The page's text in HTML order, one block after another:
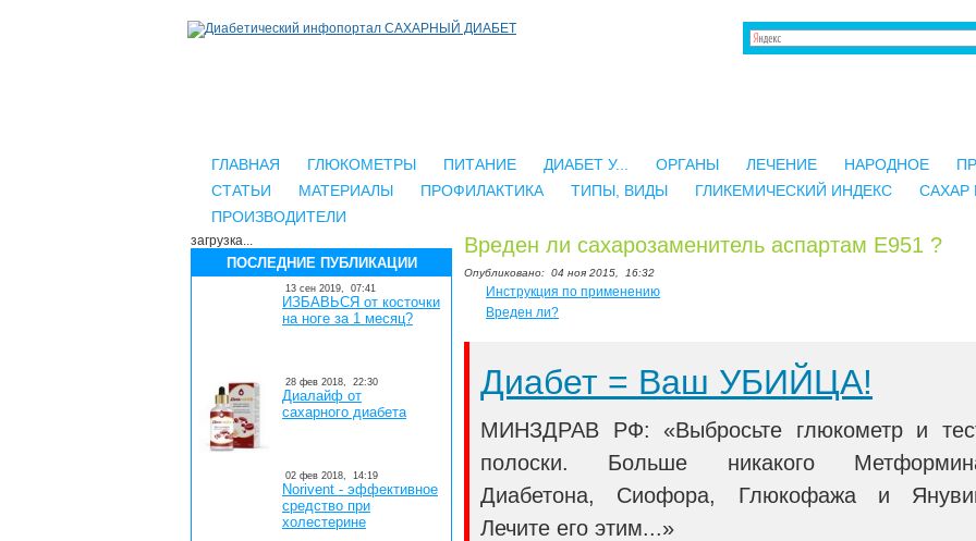
ГЛАВНАЯ ГЛЮКОМЕТРЫ ПИТАНИЕ ДИАБЕТ У... ОРГАНЫ ЛЕЧЕНИЕ НАРОДНОЕ
СТАТЬИ
МАТЕРИАЛЫ ПРОФИЛАКТИКА ТИПЫ, ВИДЫ ГЛИКЕМИЧЕСКИЙ ИНДЕКС САХАР
ПРОИЗВОДИТЕЛИ
загрузка...
ПОСЛЕДНИЕ ПУБЛИКАЦИИ
13 сен 2019, 07:41
ИЗБАВЬСЯ от косточки
на ноге за 1 месяц?
28 фев 2018, 22:30
Диалайф от
сахарного диабета
02 фев 2018, 14:19
Norivent - эффективное
средство при
холестерине
Вреден ли сахарозаменитель аспартам Е951 ?
Опубликовано: 04 ноя 2015, 16:32
Инструкция по применению
Вреден ли?
Диабет = Ваш УБИЙЦА!
МИНЗДРАВ РФ: «Выбросьте глюкометр и
полоски. Больше никакого
Диабетона, Сиофора, Глюкофажа и
Лечите его этим...»